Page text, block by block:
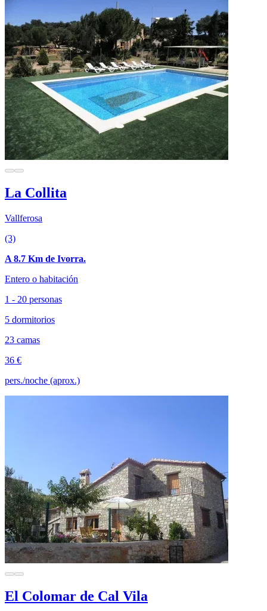
La Collita
Vallferosa
(3)
A 8.7 Km de Ivorra.
Entero o habitación
1 - 20 personas
5 dormitorios
23 camas
36 €
pers./noche (aprox.)
El Colomar de Cal Vila